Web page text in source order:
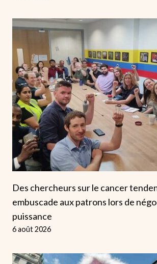
Des chercheurs sur le cancer
embuscade aux patrons lors de
puissance
6 août 2026